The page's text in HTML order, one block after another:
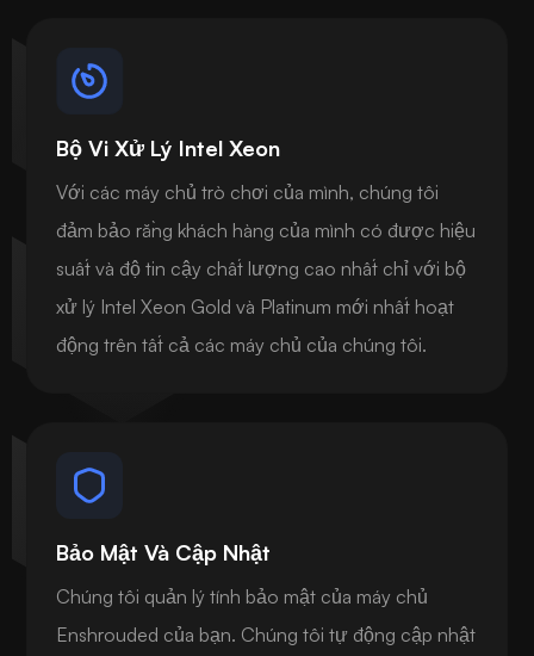
Bộ Vi Xử Lý Intel Xeon
Với các máy chủ trò chơi của mình, chúng tôi
đảm bảo rằng khách hàng của mình có được hiệu
suất và độ tin cậy chất lượng cao nhất chỉ với bộ
xử lý Intel Xeon Gold và Platinum mới nhất hoạt
động trên tất cả các máy chủ của chúng tôi.
Bảo Mật Và Cập Nhật
Chúng tôi quản lý tính bảo mật của máy chủ
Enshrouded của bạn. Chúng tôi tự động cập nhật